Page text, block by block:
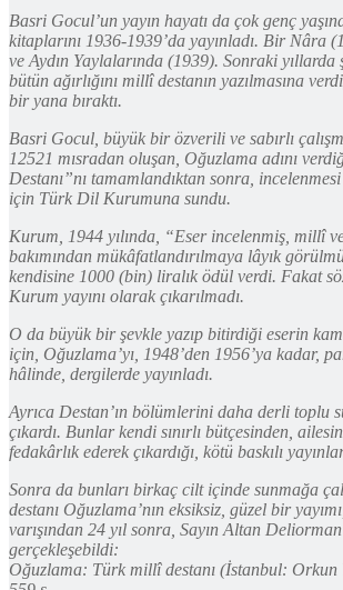
Basri Gocul’un yayın hayatı da çok genç
kitaplarını 1936-1939’da yayınladı. Bir Nâra
ve Aydın Yaylalarında (1939). Sonraki yıllarda
bütün ağırlığını millî destanın yazılmasına
bir yana bıraktı.
Basri Gocul, büyük bir özverili ve sabırlı
12521 mısradan oluşan, Oğuzlama adını
Destanı”nı tamamlandıktan sonra,
için Türk Dil Kurumuna sundu.
Kurum, 1944 yılında, “Eser incelenmiş, millî
bakımından mükâfatlandırılmaya lâyık
kendisine 1000 (bin) liralık ödül verdi. Fakat
Kurum yayını olarak çıkarılmadı.
O da büyük bir şevkle yazıp bitirdiği eserin
için, Oğuzlama’yı, 1948’den 1956’ya kadar,
hâlinde, dergilerde yayınladı.
Ayrıca Destan’ın bölümlerini daha derli toplu
çıkardı. Bunlar kendi sınırlı bütçesinden,
fedakârlık ederek çıkardığı, kötü baskılı
Sonra da bunları birkaç cilt içinde sunmağa
destanı Oğuzlama’nın eksiksiz, güzel bir
varışından 24 yıl sonra, Sayın Altan
gerçekleşebildi:
Oğuzlama: Türk millî destanı (İstanbul: Orkun